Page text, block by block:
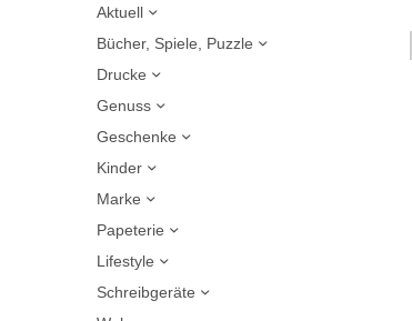
Aktuell
Bücher, Spiele, Puzzle
Drucke
Genuss
Geschenke
Kinder
Marke
Papeterie
Lifestyle
Schreibgeräte